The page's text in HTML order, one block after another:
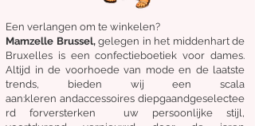
Een verlangen om te winkelen?
Mamzelle Brussel, gelegen in het middenhartde
Bruxelles is een confectieboetiek voor dames.
Altijd in de voorhoede van mode en de laatste
trends, bieden wij een scala
aan:kleren andaccessoires diepgaandgeselectee
rd forversterken uw persoonlijke stijl,